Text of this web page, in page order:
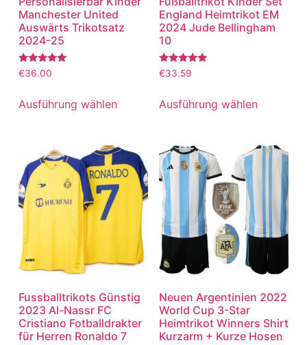
Manchester United
Auswärts Trikotsatz
2024-25
Bewertet
mit
von 5
€36.00
Ausführung wählen
England Heimtrikot EM
2024 Jude Bellingham
10
Bewertet
mit
von 5
€33.59
Ausführung wählen
Fussballtrikots Günstig
2023 Al-Nassr FC
Cristiano Fotballdrakter
für Herren Ronaldo 7
Neuen Argentinien 2022
World Cup 3-Star
Heimtrikot Winners Shirt
Kurzarm + Kurze Hosen